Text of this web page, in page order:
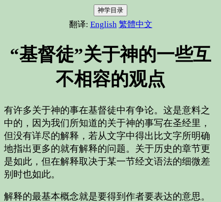
神学目录
翻译: English 繁體中文
“基督徒”关于神的一些互
不相容的观点
有许多关于神的事在基督徒中有争论。这是意料之
中的，因为我们所知道的关于神的事写在圣经里，
但没有详尽的解释，若从文字中得出比文字所明确
地指出更多的就有解释的问题。关于历史的章节更
是如此，但在解释取决于某一节经文语法的细微差
别时也如此。
解释的最基本概念就是要得到作者要表达的意思。